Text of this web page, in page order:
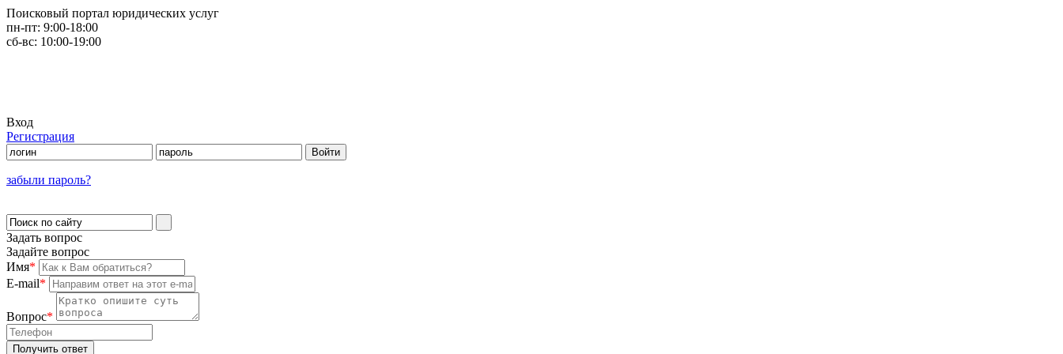
Поисковый портал юридических услуг
пн-пт: 9:00-18:00
сб-вс: 10:00-19:00
Вход
Регистрация
забыли пароль?
Задать вопрос
Задайте вопрос
Имя*
E-mail*
Вопрос*